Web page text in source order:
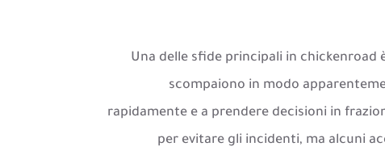
Una delle sfide principali in
scompaiono in modo
rapidamente e a prendere decisioni in
per evitare gli incidenti, ma alcuni